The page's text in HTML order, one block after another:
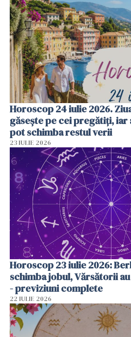
Horoscop 24 iulie 2026.
găsește pe cei pregătiți, iar
pot schimba restul verii
23 IULIE 2026
Horoscop 23 iulie 2026:
schimba jobul, Vărsătorii
- previziuni complete
22 IULIE 2026